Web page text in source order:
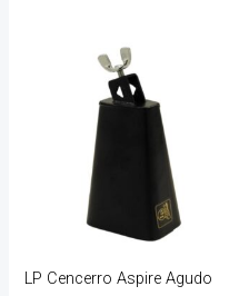
LP Cencerro Aspire Agudo